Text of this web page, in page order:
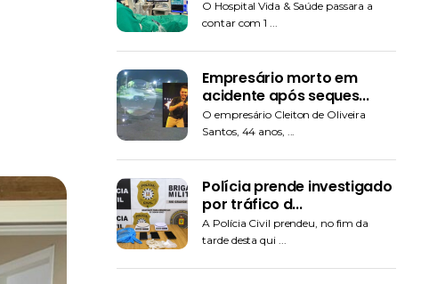
O Hospital Vida & Saúde passara a
contar com 1 ...
Empresário morto em
acidente após seques...
O empresário Cleiton de Oliveira
Santos, 44 anos, ...
Polícia prende investigado
por tráfico d...
A Polícia Civil prendeu, no fim da
tarde desta qui ...